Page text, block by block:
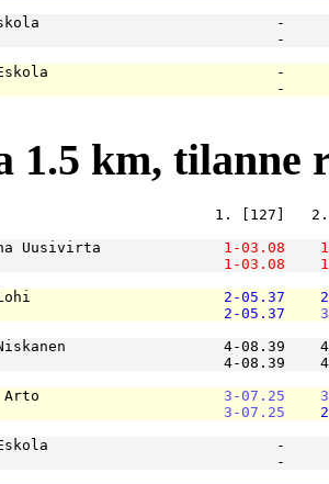
-
-
-
-
1.5 km, tilanne
1. [127]
Uusivirta
1-03.08
1-03.08
Aarni Lohi
2-05.37
2-05.37
4-08.39
4-08.39
Kopola Arto
3-07.25
3-07.25
-